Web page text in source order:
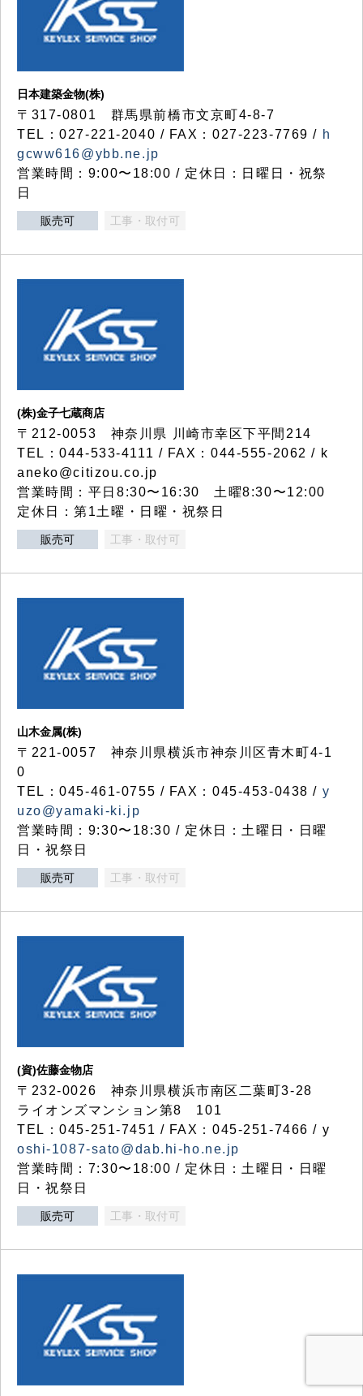
日本建築金物(株)
〒317‐0801 群馬県前橋市文京町4-8-7
TEL：027-221-2040 / FAX：027-223-7769 / h
gcww616@ybb.ne.jp
営業時間：9:00〜18:00 / 定休日：日曜日・祝祭
日
販売可 工事・取付可
(株)金子七蔵商店
〒212-0053 神奈川県 川崎市幸区下平間214
TEL：044-533-4111 / FAX：044-555-2062 / k
aneko@citizou.co.jp
営業時間：平日8:30〜16:30 土曜8:30〜12:00
定休日：第1土曜・日曜・祝祭日
販売可 工事・取付可
山木金属(株)
〒221-0057 神奈川県横浜市神奈川区青木町4-1
0
TEL：045-461-0755 / FAX：045-453-0438 / y
uzo@yamaki-ki.jp
営業時間：9:30〜18:30 / 定休日：土曜日・日曜
日・祝祭日
販売可 工事・取付可
(資)佐藤金物店
〒232-0026 神奈川県横浜市南区二葉町3-28
ライオンズマンション第8 101
TEL：045-251-7451 / FAX：045-251-7466 / y
oshi-1087-sato@dab.hi-ho.ne.jp
営業時間：7:30〜18:00 / 定休日：土曜日・日曜
日・祝祭日
販売可 工事・取付可